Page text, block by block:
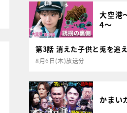
大空港
4～
第3話 消えた子供と兎を追
8月6日(木)放送分
かまい